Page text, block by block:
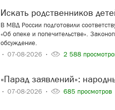
Искать родственников
В МВД России подготовили
«Об опеке и попечительстве».
обсуждение.
07-08-2026
2 588
«Парад заявлений»:
07-08-2026 685 просмотров